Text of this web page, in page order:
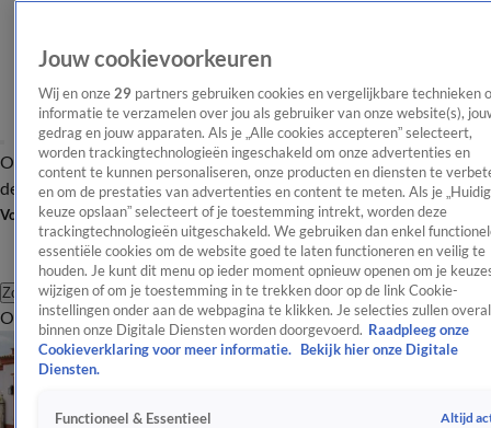
OverzichtAfleveringen Entertainment TV Algemeen
Tip
de redactieNieuwsbrief
Volg Shownieuws
Zoeken
OverzichtEntertainmentSpraakmakendRealityCrimeVideo's
Jouw cookievoorkeuren
Wij en onze 29 partners gebruiken cookies en vergelijkbare technieken
informatie te verzamelen over jou als gebruiker van onze website(s),
gedrag en jouw apparaten. Als je „Alle cookies accepteren” selecteert,
worden trackingtechnologieën ingeschakeld om onze advertenties en
content te kunnen personaliseren, onze producten en diensten te
en om de prestaties van advertenties en content te meten. Als je
keuze opslaan” selecteert of je toestemming intrekt, worden deze
trackingtechnologieën uitgeschakeld. We gebruiken dan enkel
essentiële cookies om de website goed te laten functioneren en veilig te
houden. Je kunt dit menu op ieder moment opnieuw openen om je
wijzigen of om je toestemming in te trekken door op de link Cookie-
instellingen onder aan de webpagina te klikken. Je selecties zullen overal
binnen onze Digitale Diensten worden doorgevoerd. Raadpleeg onze
Cookieverklaring voor meer informatie.
Bekijk hier onze Digitale
Diensten.
Functioneel & Essentieel Altijd